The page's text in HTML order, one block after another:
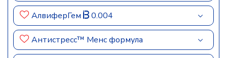
АлвиферГем 0.004
Антистресс™ Менс формула